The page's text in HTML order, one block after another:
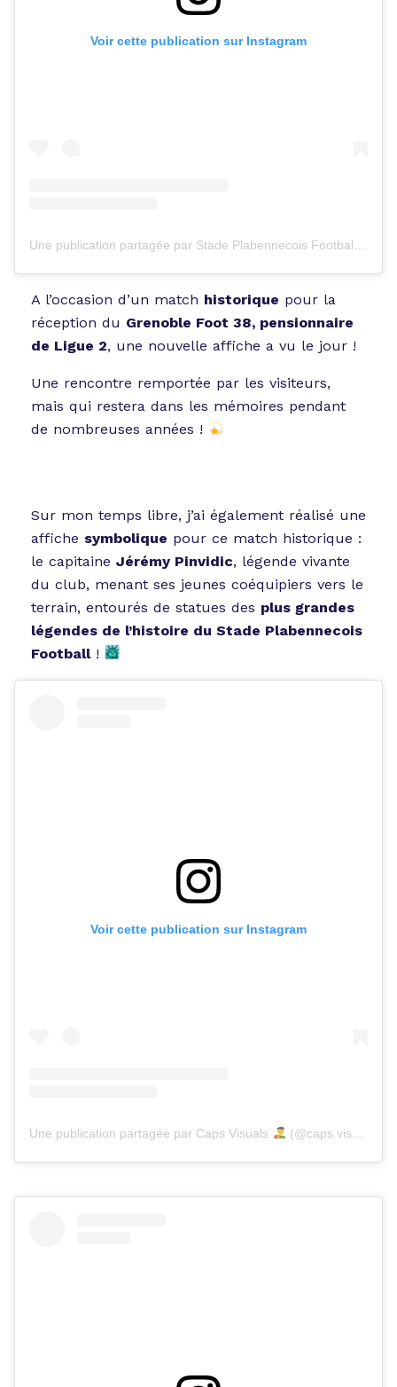
Voir cette publication sur Instagram
A l’occasion d’un match historique pour la
réception du Grenoble Foot 38, pensionnaire
de Ligue 2, une nouvelle affiche a vu le jour !
Une rencontre remportée par les visiteurs,
mais qui restera dans les mémoires pendant
de nombreuses années !
Sur mon temps libre, j’ai également réalisé une
affiche symbolique pour ce match historique :
le capitaine Jérémy Pinvidic, légende vivante
du club, menant ses jeunes coéquipiers vers le
terrain, entourés de statues des plus grandes
légendes de l’histoire du Stade Plabennecois
Football!
Voir cette publication sur Instagram
Une publication partagée par Caps Visuals (@caps.visuals)